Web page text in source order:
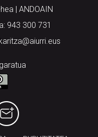
| ANDOAIN
943 300 731